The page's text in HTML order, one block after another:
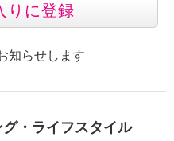
りに登録
知らせします
・ライフスタイル